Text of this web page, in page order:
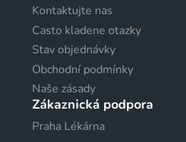
Kontaktujte nas
Casto kladene otazky
Stav objednávky
Obchodní podmínky
Naše zásady
Zákaznická podpora
Praha Lékárna